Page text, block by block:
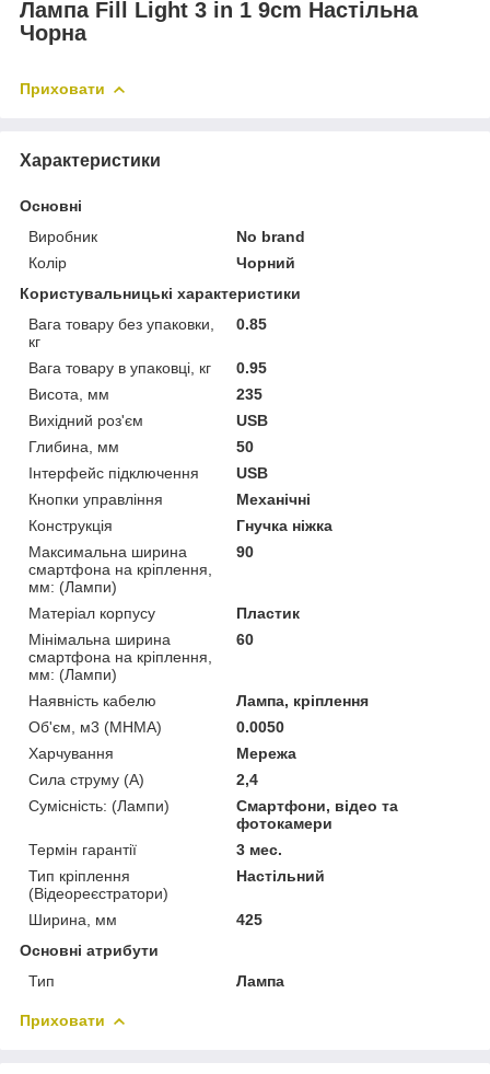
Лампа Fill Light 3 in 1 9cm Настільна
Чорна
Приховати
Характеристики
Основні
Виробник
No brand
Колір
Чорний
Користувальницькі характеристики
Вага товару без упаковки,
кг
0.85
Вага товару в упаковці, кг
0.95
Висота, мм
235
Вихідний роз'єм
USB
Глибина, мм
50
Інтерфейс підключення
USB
Кнопки управління
Механічні
Конструкція
Гнучка ніжка
Максимальна ширина
смартфона на кріплення,
мм: (Лампи)
90
Матеріал корпусу
Пластик
Мінімальна ширина
смартфона на кріплення,
мм: (Лампи)
60
Наявність кабелю
Лампа, кріплення
Об'єм, м3 (МНМА)
0.0050
Харчування
Мережа
Сила струму (А)
2,4
Сумісність: (Лампи)
Смартфони, відео та
фотокамери
Термін гарантії
3 мес.
Тип кріплення
(Відеореєстратори)
Настільний
Ширина, мм
425
Основні атрибути
Тип
Лампа
Приховати